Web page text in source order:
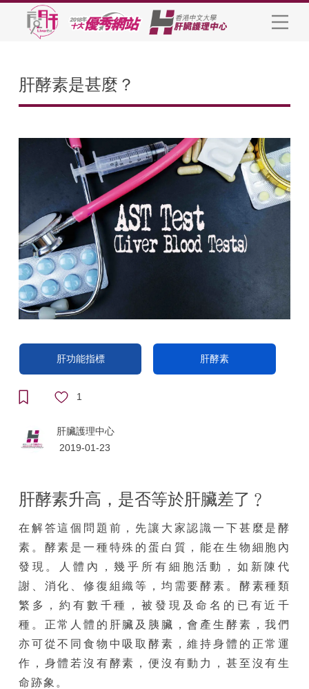
肝酵素是甚麼？
肝功能指標 肝酵素
1
肝臟護理中心
2019-01-23
肝酵素升高，是否等於肝臟差了﹖
在解答這個問題前，先讓大家認識一下甚麼是酵
素。酵素是一種特殊的蛋白質，能在生物細胞內
發現。人體內，幾乎所有細胞活動，如新陳代
謝、消化、修復組織等，均需要酵素。酵素種類
繁多，約有數千種，被發現及命名的已有近千
種。正常人體的肝臟及胰臟，會產生酵素，我們
亦可從不同食物中吸取酵素，維持身體的正常運
作，身體若沒有酵素，便沒有動力，甚至沒有生
命跡象。